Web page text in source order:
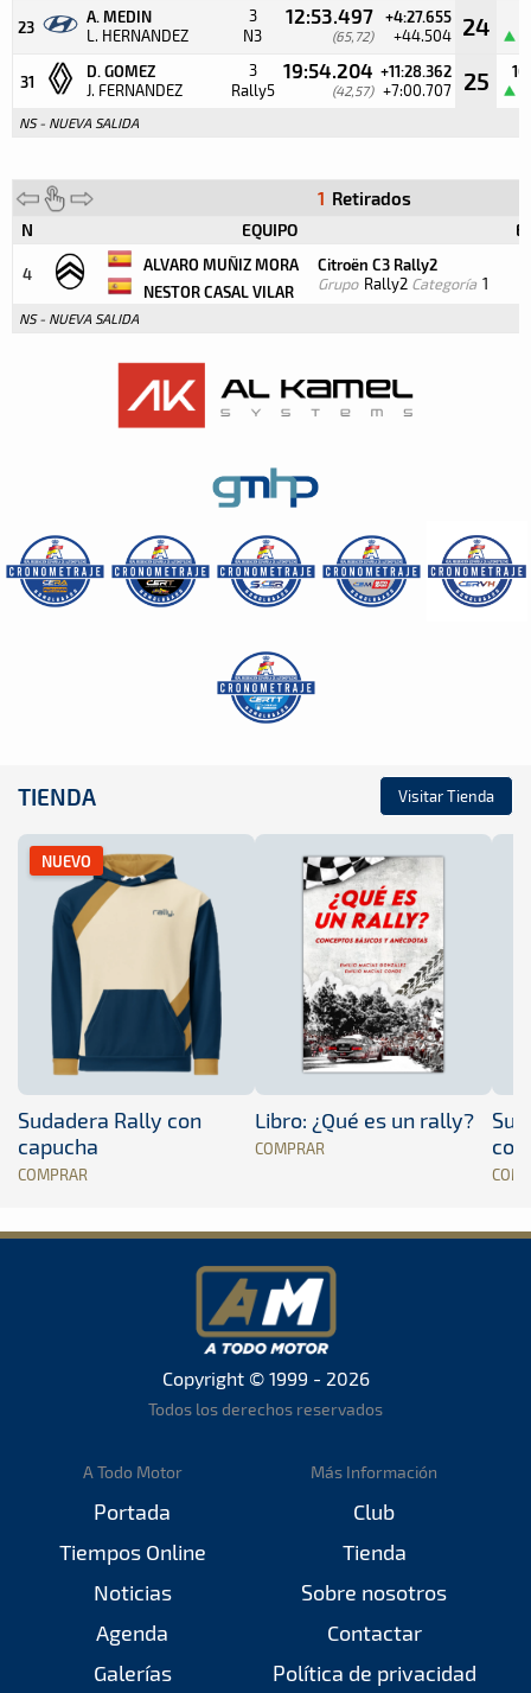
23
A. MEDIN
L. HERNANDEZ
3
N3
12:53.497
(65,72)
+4:27.655
+44.504 24
31
D. GOMEZ
J. FERNANDEZ
3
Rally5
19:54.204
(42,57)
+11:28.362
+7:00.707 25 16
NS - NUEVA SALIDA
1 Retirados
N EQUIPO
4
ALVARO MUÑIZ MORA
NESTOR CASAL VILAR
Citroën C3 Rally2
Grupo Rally2 Categoría 1
NS - NUEVA SALIDA
TIENDA Visitar Tienda
NUEVO
Sudadera Rally con
capucha
COMPRAR
Libro: ¿Qué es un rally?
COMPRAR
Copyright © 1999 - 2026
Todos los derechos reservados
A Todo Motor
Portada
Tiempos Online
Noticias
Agenda
Galerías
Más Información
Club
Tienda
Sobre nosotros
Contactar
Política de privacidad